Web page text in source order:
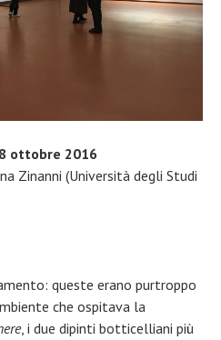
ottobre 2016
Zinanni (Università degli Studi
queste erano purtroppo
che ospitava la
, i due dipinti botticelliani più